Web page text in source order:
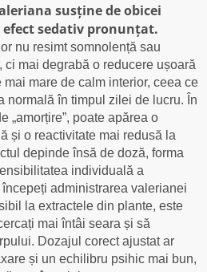
susține de obicei
sedativ pronunțat.
nu resimt somnolență sau
ci mai degrabă o reducere ușoară
mare de calm interior, ceea ce
normală în timpul zilei de lucru. În
„amorțire”, poate apărea o
și o reactivitate mai redusă la
depinde însă de doză, forma
individuală a
administrarea valerianei
la extractele din plante, este
mai întâi seara și să
Dozajul corect ajustat ar
și un echilibru psihic mai bun,